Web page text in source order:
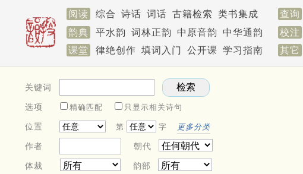
阅读 综合 诗话 词话 古籍检索 类书集成 查询
韵典
平水韵 词林正韵 中原音韵 中华通韵 校注
课堂
律绝创作 填词入门 公开课 学习指南 其它
关键词
选项 精确匹配 只显示相关诗句
位置 第 字 更多分类
作者 朝代
体裁 韵部